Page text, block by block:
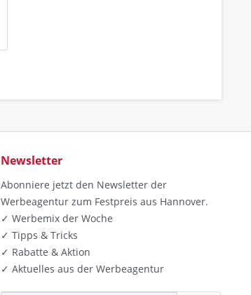
Newsletter
Abonniere jetzt den Newsletter der
Werbeagentur zum Festpreis aus Hannover.
✓ Werbemix der Woche
✓ Tipps & Tricks
✓ Rabatte & Aktion
✓ Aktuelles aus der Werbeagentur